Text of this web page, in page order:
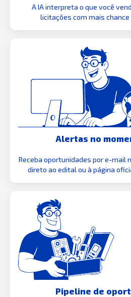
A IA interpreta o que você
licitações com mais
Alertas no
Receba oportunidades por e-mail
direto ao edital ou à página
Pipeline de